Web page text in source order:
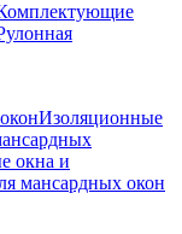
Изоляционные
окна и
мансардных окон